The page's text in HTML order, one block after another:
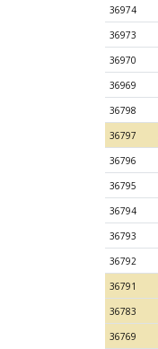
36974
36973
36970
36969
36798
36797
36796
36795
36794
36793
36792
36791
36783
36769